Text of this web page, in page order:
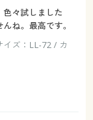
色々試しました
ね。最高です。
イズ：LL-72 / カ